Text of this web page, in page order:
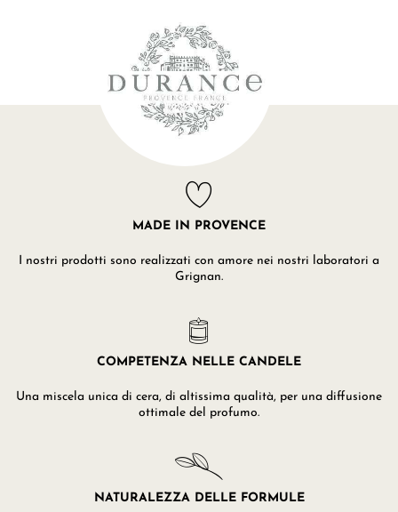
MADE IN PROVENCE
I nostri prodotti sono realizzati con amore nei nostri laboratori a
Grignan.
COMPETENZA NELLE CANDELE
Una miscela unica di cera, di altissima qualità, per una diffusione
ottimale del profumo.
NATURALEZZA DELLE FORMULE